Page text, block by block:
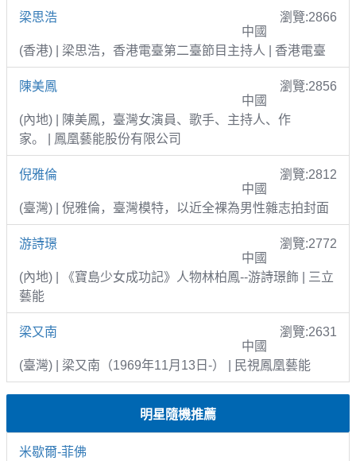
梁思浩
瀏覽:2866
中國
(香港) | 梁思浩，香港電臺第二臺節目主持人 | 香港電臺
陳美鳳
瀏覽:2856
中國
(內地) | 陳美鳳，臺灣女演員、歌手、主持人、作
家。 | 鳳凰藝能股份有限公司
倪雅倫
瀏覽:2812
中國
(臺灣) | 倪雅倫，臺灣模特，以近全裸為男性雜志拍封面
游詩璟
瀏覽:2772
中國
(內地) | 《寶島少女成功記》人物林柏鳳--游詩璟飾 | 三立
藝能
梁又南
瀏覽:2631
中國
(臺灣) | 梁又南（1969年11月13日-） | 民視鳳凰藝能
明星隨機推薦
米歇爾-菲佛